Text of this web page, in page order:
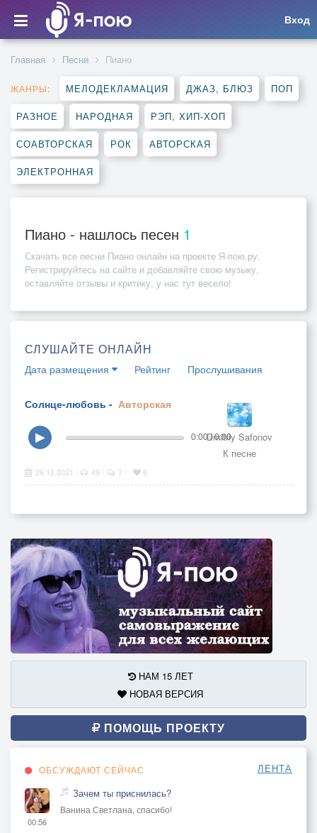
Вход
Главная Песни Пиано
ЖАНРЫ: МЕЛОДЕКЛАМАЦИЯ ДЖАЗ, БЛЮЗ ПОП
РАЗНОЕ НАРОДНАЯ РЭП, ХИП-ХОП
СОАВТОРСКАЯ РОК АВТОРСКАЯ
ЭЛЕКТРОННАЯ
Пиано - нашлось песен 1
Скачать все песни Пиано онлайн на проекте Я-пою.ру.
Регистрируйтесь на сайте и добавляйте свою музыку,
оставляйте отзывы и критику, у нас тут весело!
СЛУШАЙТЕ ОНЛАЙН
Дата размещения Рейтинг Прослушивания
Солнце-любовь - Авторская
Dmitriy Safonov
К песне
▶ 0:00 / 0:00
26.12.2021 49 7 6
НАМ 15 ЛЕТ
НОВАЯ ВЕРСИЯ
ПОМОЩЬ ПРОЕКТУ
ОБСУЖДАЮТ СЕЙЧАС ЛЕНТА
00:56
Зачем ты приснилась?
Ванина Светлана, спасибо!